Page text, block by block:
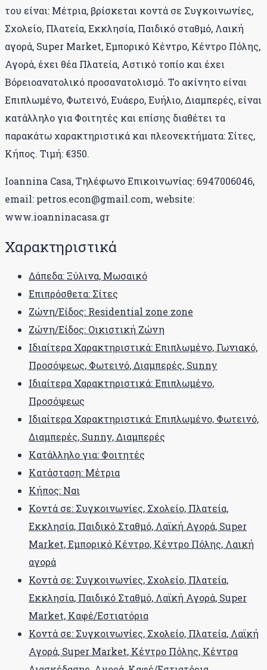
του είναι: Μέτρια, βρίσκεται κοντά σε Συγκοινωνίες,
Σχολείο, Πλατεία, Εκκλησία, Παιδικό σταθμό, Λαική
αγορά, Super Market, Εμπορικό Κέντρο, Κέντρο Πόλης,
Αγορά, έχει θέα Πλατεία, Αστικό τοπίο και έχει
Βόρειοανατολικό προσανατολισμό. Το ακίνητο είναι
Επιπλωμένο, Φωτεινό, Ευάερο, Ευήλιο, Διαμπερές, είναι
κατάλληλο για Φοιτητές και επίσης διαθέτει τα
παρακάτω χαρακτηριστικά και πλεονεκτήματα: Σίτες,
Κήπος. Τιμή: €350.
Ioannina Casa, Τηλέφωνο Επικοινωνίας: 6947006046,
email: petros.econ@gmail.com, website:
www.ioanninacasa.gr
Χαρακτηριστικά
Δάπεδα: Ξύλινα, Μωσαικό
Επιπρόσθετα: Σίτες
Ζώνη/Είδος: Residential zone zone
Ζώνη/Είδος: Οικιστική Ζώνη
Ιδιαίτερα Χαρακτηριστικά: Επιπλωμένο, Γωνιακό,
Προσόψεως, Φωτεινό, Διαμπερές, Sunny
Ιδιαίτερα Χαρακτηριστικά: Επιπλωμένο,
Προσόψεως
Ιδιαίτερα Χαρακτηριστικά: Επιπλωμένο, Φωτεινό,
Διαμπερές, Sunny, Διαμπερές
Κατάλληλο για: Φοιτητές
Κατάσταση: Μέτρια
Κήπος: Ναι
Κοντά σε: Συγκοινωνίες, Σχολείο, Πλατεία,
Εκκλησία, Παιδικό Σταθμό, Λαϊκή Αγορά, Super
Market, Εμπορικό Κέντρο, Κέντρο Πόλης, Λαική
αγορά
Κοντά σε: Συγκοινωνίες, Σχολείο, Πλατεία,
Εκκλησία, Παιδικό Σταθμό, Λαϊκή Αγορά, Super
Market, Καφέ/Εστιατόρια
Κοντά σε: Συγκοινωνίες, Σχολείο, Πλατεία, Λαϊκή
Αγορά, Super Market, Κέντρο Πόλης, Κέντρα